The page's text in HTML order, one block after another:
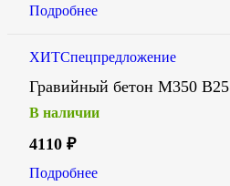
Подробнее
ХИТСпецпредложение
Гравийный бетон М350 В25
В наличии
4110 ₽
Подробнее